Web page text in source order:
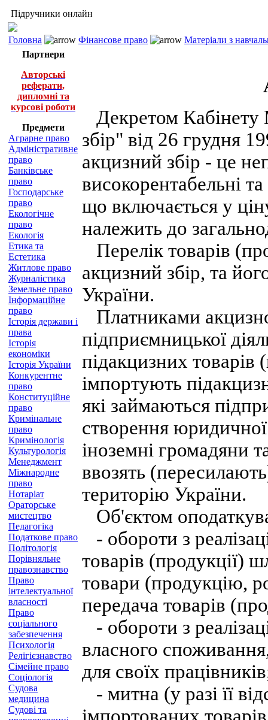
Підручники онлайн
Головна Фінансове право
Матеріали з
Партнери
Авторські
реферати,
дипломні та
курсові роботи
Предмети
Аграрне право
Адміністративне
право
Банківське
право
Господарське
право
Екологічне
право
Екологія
Етика та
Естетика
Житлове право
Журналістика
Земельне право
Інформаційне
право
Історія держави і
права
Історія
економіки
Історія України
Конкурентне
право
Конституційне
право
Кримінальне
право
Кримінологія
Культурологія
Менеджмент
Міжнародне
право
Нотаріат
Ораторське
мистецтво
Педагогіка
Податкове право
Політологія
Порівняльне
правознавство
Право
інтелектуальної
власності
Право
соціального
забезпечення
Психологія
Релігієзнавство
Сімейне право
Соціологія
Судова
медицина
Судові та
Декретом Кабінету
збір" від 26 грудня
акцизний збір - це
високорентабельні
що включається у
належить до
Перелік товарів
акцизний збір, та
України.
Платниками
підприємницької
підакцизних товарів
імпортують
які займаються
створення
іноземні громадяни
ввозять
територію України.
Об'єктом
- обороти з
товарів (продукції)
товари (продукцію,
передача товарів
- обороти з
власного
для своїх
- митна (у разі її